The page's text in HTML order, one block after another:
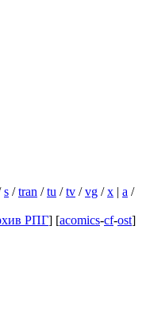
s /tran /tu /tv /vg /x | a /
РПГ] [acomics-cf-ost]